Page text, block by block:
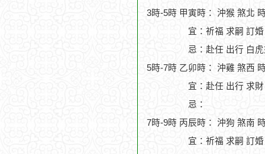
3時-5時 甲寅時： 沖猴 煞北
宜：祈福 求嗣 訂
忌：赴任 出行 白
5時-7時 乙卯時： 沖雞 煞西
宜：赴任 出行 求
忌：
7時-9時 丙辰時： 沖狗 煞南
宜：祈福 求嗣 訂